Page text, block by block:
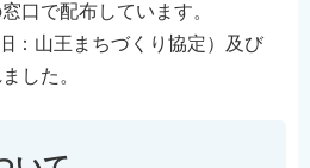
口で配布しています。
：山王まちづくり協定）及び
した。